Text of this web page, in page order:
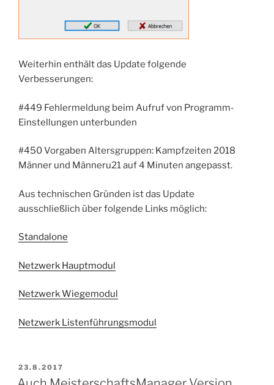
Weiterhin enthält das Update folgende
Verbesserungen:
#449 Fehlermeldung beim Aufruf von Programm-
Einstellungen unterbunden
#450 Vorgaben Altersgruppen: Kampfzeiten 2018
Männer und Männeru21 auf 4 Minuten angepasst.
Aus technischen Gründen ist das Update
ausschließlich über folgende Links möglich:
Standalone
Netzwerk Hauptmodul
Netzwerk Wiegemodul
Netzwerk Listenführungsmodul
VERÖFFENTLICHT
AM
23.8.2017